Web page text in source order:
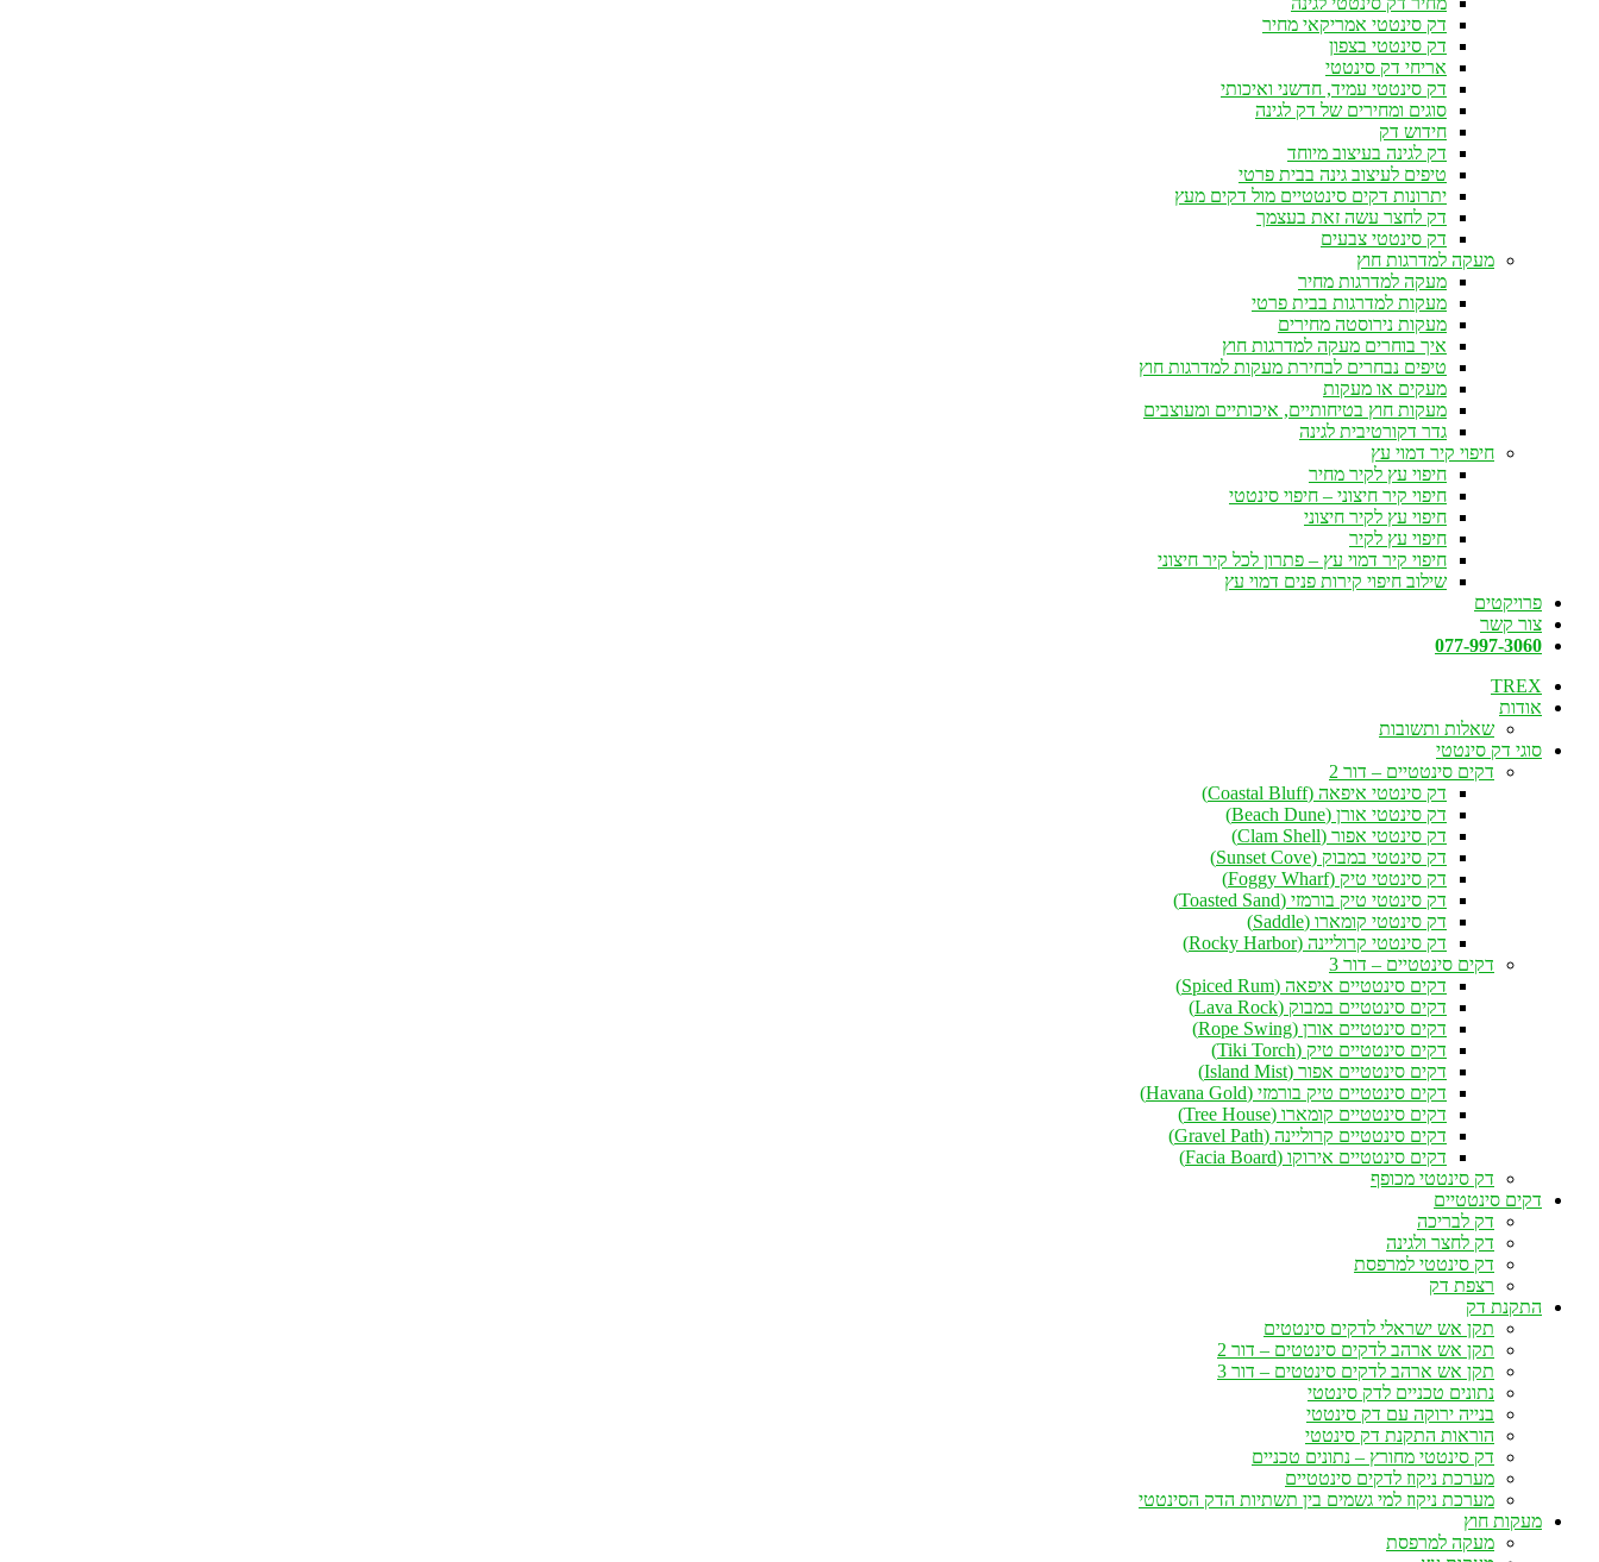
דק סינטטי אמריקאי מחיר
דק סינטטי בצפון
אריחי דק סינטטי
דק סינטטי עמיד, חדשני ואיכותי
סוגים ומחירים של דק לגינה
חידוש דק
דק לגינה בעיצוב מיוחד
טיפים לעיצוב גינה בבית פרטי
יתרונות דקים סינטטיים מול דקים מעץ
דק לחצר עשה זאת בעצמך
דק סינטטי צבעים
מעקה למדרגות חוץ
מעקה למדרגות מחיר
מעקות למדרגות בבית פרטי
מעקות נירוסטה מחירים
איך בוחרים מעקה למדרגות חוץ
טיפים נבחרים לבחירת מעקות למדרגות חוץ
מעקים או מעקות
מעקות חוץ בטיחותיים, איכותיים ומעוצבים
גדר דקורטיבית לגינה
חיפוי קיר דמוי עץ
חיפוי עץ לקיר מחיר
חיפוי קיר חיצוני – חיפוי סינטטי
חיפוי עץ לקיר חיצוני
חיפוי עץ לקיר
חיפוי קיר דמוי עץ – פתרון לכל קיר חיצוני
שילוב חיפוי קירות פנים דמוי עץ
פרויקטים
צור קשר
077-997-3060
TREX
אודות
שאלות ותשובות
סוגי דק סינטטי
דקים סינטטיים – דור 2
דק סינטטי איפאה (Coastal Bluff)
דק סינטטי אורן (Beach Dune)
דק סינטטי אפור (Clam Shell)
דק סינטטי במבוק (Sunset Cove)
דק סינטטי טיק (Foggy Wharf)
דק סינטטי טיק בורמזי (Toasted Sand)
דק סינטטי קומארו (Saddle)
דק סינטטי קרוליינה (Rocky Harbor)
דקים סינטטיים – דור 3
דקים סינטטיים איפאה (Spiced Rum)
דקים סינטטיים במבוק (Lava Rock)
דקים סינטטיים אורן (Rope Swing)
דקים סינטטיים טיק (Tiki Torch)
דקים סינטטיים אפור (Island Mist)
דקים סינטטיים טיק בורמזי (Havana Gold)
דקים סינטטיים קומארו (Tree House)
דקים סינטטיים קרוליינה (Gravel Path)
דקים סינטטיים אירוקו (Facia Board)
דק סינטטי מכופף
דקים סינטטיים
דק לבריכה
דק לחצר ולגינה
דק סינטטי למרפסת
רצפת דק
התקנת דק
תקן אש ישראלי לדקים סינטטים
תקן אש ארהב לדקים סינטטים – דור 2
תקן אש ארהב לדקים סינטטים – דור 3
נתונים טכניים לדק סינטטי
בנייה ירוקה עם דק סינטטי
הוראות התקנת דק סינטטי
דק סינטטי מחורץ – נתונים טכניים
מערכת ניקוז לדקים סינטטיים
מערכת ניקוז למי גשמים בין תשתיות הדק הסינטטי
מעקות חוץ
מעקה למרפסת